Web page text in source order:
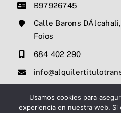
Precios
Contacto
B97926745
Calle Barons
Foios
684 402 290
Usamos cookies para
experiencia en nuestra web.